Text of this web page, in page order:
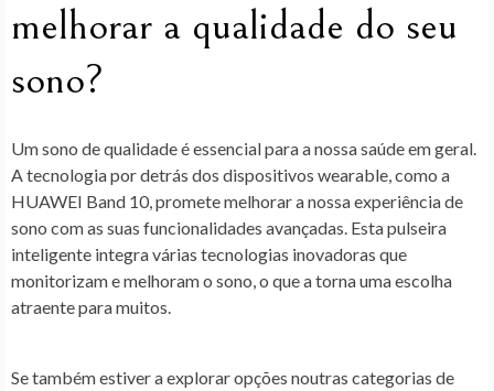
melhorar a qualidade do seu
sono?
Um sono de qualidade é essencial para a nossa saúde em geral.
A tecnologia por detrás dos dispositivos wearable, como a
HUAWEI Band 10, promete melhorar a nossa experiência de
sono com as suas funcionalidades avançadas. Esta pulseira
inteligente integra várias tecnologias inovadoras que
monitorizam e melhoram o sono, o que a torna uma escolha
atraente para muitos.
Se também estiver a explorar opções noutras categorias de